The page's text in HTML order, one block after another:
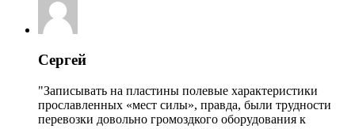
Сергей
"Записывать на пластины полевые характеристики
прославленных «мест силы», правда, были трудности
перевозки довольно громоздкого оборудования к